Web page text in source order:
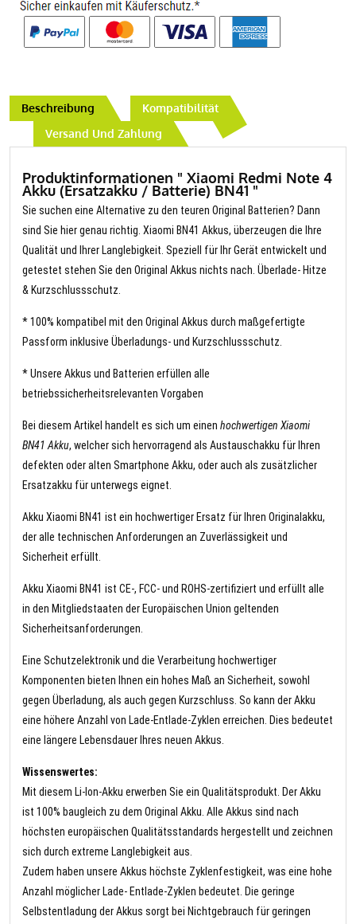
Beschreibung
Kompatibilität
Versand Und Zahlung
Produktinformationen " Xiaomi Redmi Note 4
Akku (Ersatzakku / Batterie) BN41 "
Sie suchen eine Alternative zu den teuren Original Batterien? Dann
sind Sie hier genau richtig. Xiaomi BN41 Akkus, überzeugen die Ihre
Qualität und Ihrer Langlebigkeit. Speziell für Ihr Gerät entwickelt und
getestet stehen Sie den Original Akkus nichts nach. Überlade- Hitze
& Kurzschlussschutz.
* 100% kompatibel mit den Original Akkus durch maßgefertigte
Passform inklusive Überladungs- und Kurzschlussschutz.
* Unsere Akkus und Batterien erfüllen alle
betriebssicherheitsrelevanten Vorgaben
Bei diesem Artikel handelt es sich um einen hochwertigen Xiaomi
BN41 Akku, welcher sich hervorragend als Austauschakku für Ihren
defekten oder alten Smartphone Akku, oder auch als zusätzlicher
Ersatzakku für unterwegs eignet.
Akku Xiaomi BN41 ist ein hochwertiger Ersatz für Ihren Originalakku,
der alle technischen Anforderungen an Zuverlässigkeit und
Sicherheit erfüllt.
Akku Xiaomi BN41 ist CE-, FCC- und ROHS-zertifiziert und erfüllt alle
in den Mitgliedstaaten der Europäischen Union geltenden
Sicherheitsanforderungen.
Eine Schutzelektronik und die Verarbeitung hochwertiger
Komponenten bieten Ihnen ein hohes Maß an Sicherheit, sowohl
gegen Überladung, als auch gegen Kurzschluss. So kann der Akku
eine höhere Anzahl von Lade-Entlade-Zyklen erreichen. Dies bedeutet
eine längere Lebensdauer Ihres neuen Akkus.
Wissenswertes:
Mit diesem Li-Ion-Akku erwerben Sie ein Qualitätsprodukt. Der Akku
ist 100% baugleich zu dem Original Akku. Alle Akkus sind nach
höchsten europäischen Qualitätsstandards hergestellt und zeichnen
sich durch extreme Langlebigkeit aus.
Zudem haben unsere Akkus höchste Zyklenfestigkeit, was eine hohe
Anzahl möglicher Lade- Entlade-Zyklen bedeutet. Die geringe
Selbstentladung der Akkus sorgt bei Nichtgebrauch für geringen